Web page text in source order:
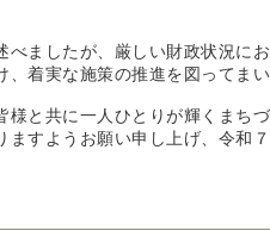
ましたが、厳しい財政状況に
着実な施策の推進を図ってまい
と共に一人ひとりが輝くまち
すようお願い申し上げ、令和